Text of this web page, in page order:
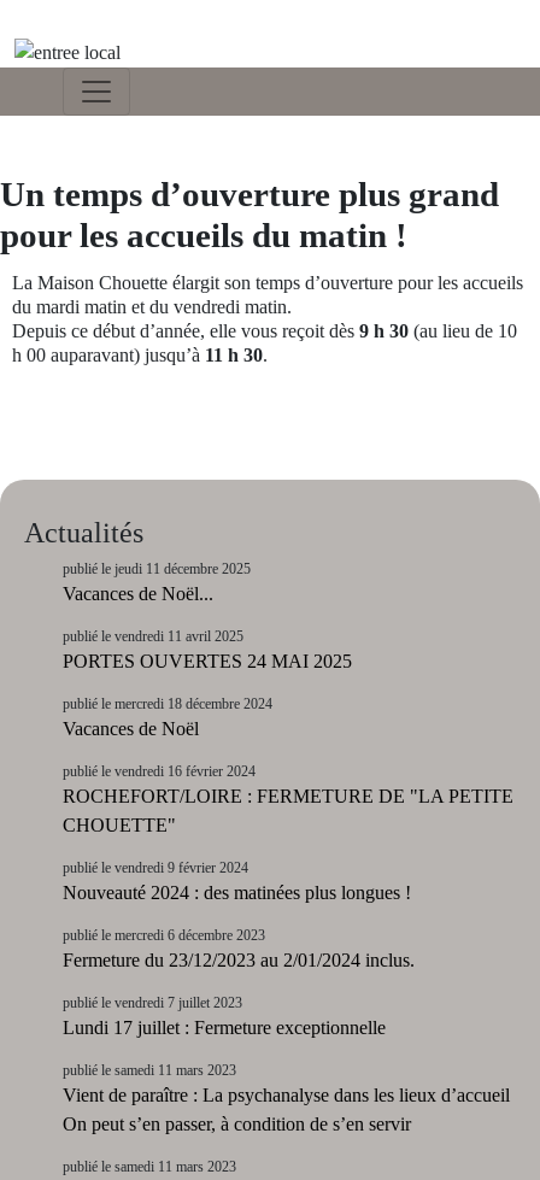
Un temps d’ouverture plus grand
pour les accueils du matin !
La Maison Chouette élargit son temps d’ouverture pour les accueils
du mardi matin et du vendredi matin.
Depuis ce début d’année, elle vous reçoit dès 9 h 30 (au lieu de 10
h 00 auparavant) jusqu’à 11 h 30.
Actualités
publié le jeudi 11 décembre 2025
Vacances de Noël...
publié le vendredi 11 avril 2025
PORTES OUVERTES 24 MAI 2025
publié le mercredi 18 décembre 2024
Vacances de Noël
publié le vendredi 16 février 2024
ROCHEFORT/LOIRE : FERMETURE DE "LA PETITE
CHOUETTE"
publié le vendredi 9 février 2024
Nouveauté 2024 : des matinées plus longues !
publié le mercredi 6 décembre 2023
Fermeture du 23/12/2023 au 2/01/2024 inclus.
publié le vendredi 7 juillet 2023
Lundi 17 juillet : Fermeture exceptionnelle
publié le samedi 11 mars 2023
Vient de paraître : La psychanalyse dans les lieux d’accueil
On peut s’en passer, à condition de s’en servir
publié le samedi 11 mars 2023